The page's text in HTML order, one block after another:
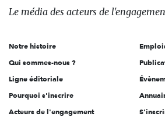
des
l'engagement
Le média des acteurs de
Notre histoire
Qui sommes-nous ?
Ligne éditoriale
Pourquoi s'inscrire
Acteurs de l'engagement